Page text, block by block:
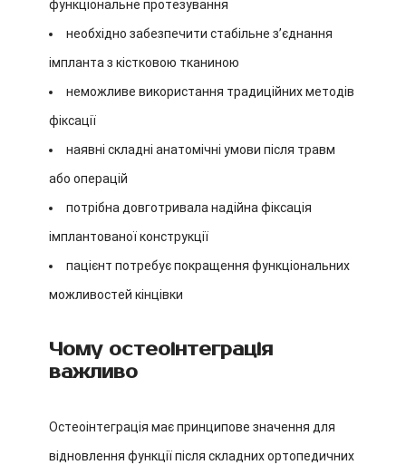
функціональне протезування
необхідно забезпечити стабільне з’єднання
імпланта з кістковою тканиною
неможливе використання традиційних методів
фіксації
наявні складні анатомічні умови після травм
або операцій
потрібна довготривала надійна фіксація
імплантованої конструкції
пацієнт потребує покращення функціональних
можливостей кінцівки
Чому остеоінтеграція
важливо
Остеоінтеграція має принципове значення для
відновлення функції після складних ортопедичних